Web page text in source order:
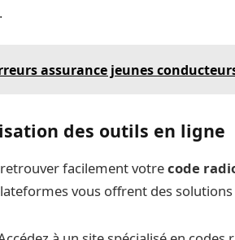
assurance jeunes
des outils en ligne
facilement votrecode
vous offrent des